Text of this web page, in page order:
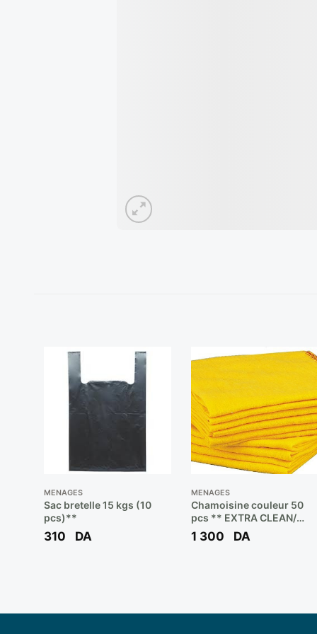
MENAGES
Sac bretelle 15 kgs (10
pcs)**
310 DA
MENAGES
Chamoisine couleur 50
pcs ** EXTRA CLEAN/
NASSIM
1 300 DA